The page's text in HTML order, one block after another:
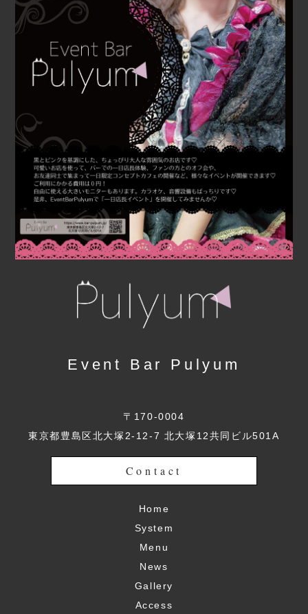
Event Bar Pulyum
〒170-0004
東京都豊島区北大塚2-12-7 北大塚12共同ビル501A
Contact
Home
System
Menu
News
Gallery
Access